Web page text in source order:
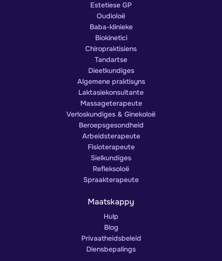
Estetiese GP
Oudioloë
Baba-klinieke
Biokinetici
Chiropraktisiens
Tandartse
Dieetkundiges
Algemene praktisyns
Laktasiekonsultante
Massageterapeute
Verloskundiges & Ginekoloë
Beroepsgesondheid
Arbeidsterapeute
Fisioterapeute
Sielkundiges
Refleksoloë
Spraakterapeute
Maatskappy
Hulp
Blog
Privaatheidsbeleid
Diensbepalings